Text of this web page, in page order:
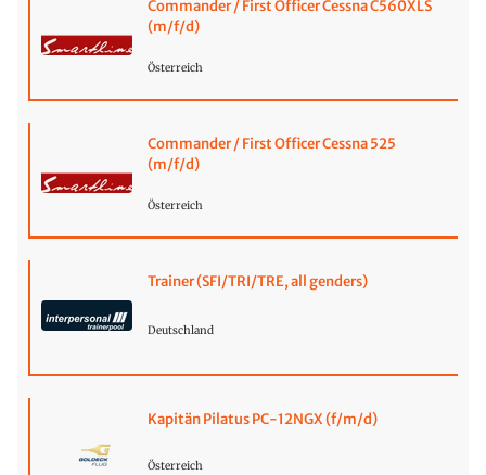
Commander / First Officer Cessna C560XLS
(m/f/d)
Österreich
Commander / First Officer Cessna 525
(m/f/d)
Österreich
Trainer (SFI/TRI/TRE, all genders)
Deutschland
Kapitän Pilatus PC-12NGX (f/m/d)
Österreich